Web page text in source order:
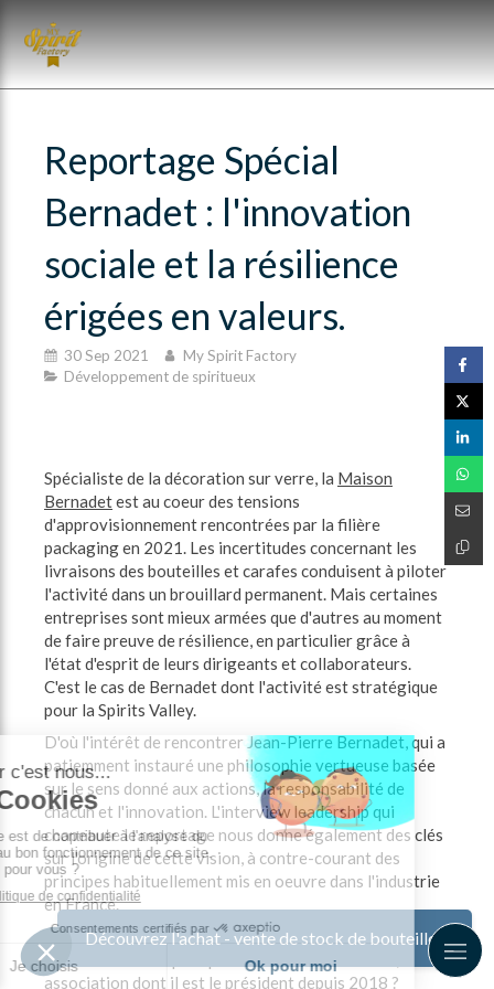
Reportage Spécial
Bernadet : l'innovation
sociale et la résilience
érigées en valeurs.
30 Sep 2021
My Spirit Factory
Développement de spiritueux
Spécialiste de la décoration sur verre, la Maison
Bernadetest au coeur des tensions
d'approvisionnement rencontrées par la filière
packaging en 2021. Les incertitudes concernant les
livraisons des bouteilles et carafes conduisent à piloter
l'activité dans un brouillard permanent. Mais certaines
entreprises sont mieux armées que d'autres au moment
de faire preuve de résilience, en particulier grâce à
l'état d'esprit de leurs dirigeants et collaborateurs.
C'est le cas de Bernadet dont l'activité est stratégique
pour la Spirits Valley.
D'où l'intérêt de rencontrer Jean-Pierre Bernadet, qui a
patiemment instauré une philosophie vertueuse basée
sur le sens donné aux actions, la responsabilité de
chacun et l'innovation. L'interview leadership qui
chapeaute le reportage nous donne également des clés
sur l'origine de cette vision, à contre-courant des
principes habituellement mis en oeuvre dans l'industrie
en France.
Mais après-tout, cette philosophie ne pourrait-elle pas
bénéficier à Atlanpack par effet de ruissellement,
association dont il est le président depuis 2018 ?
Découvrez l'achat - vente de stock de bouteilles